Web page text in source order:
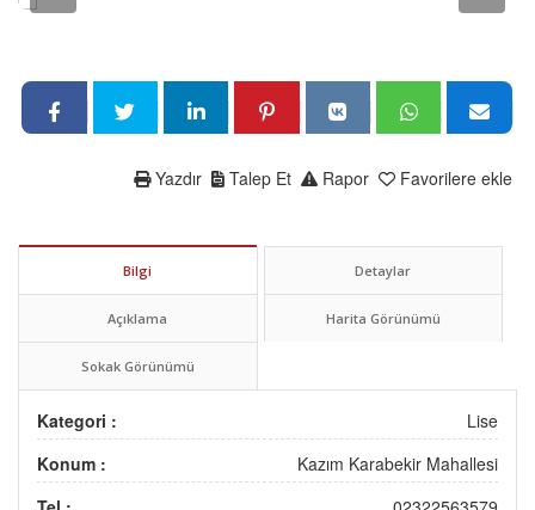
Favorilere ekle
Rapor
Talep Et
Yazdır
Bilgi Detaylar
Açıklama Harita Görünümü
Sokak Görünümü
Kategori :
Lise
Konum :
Kazım Karabekir Mahallesi